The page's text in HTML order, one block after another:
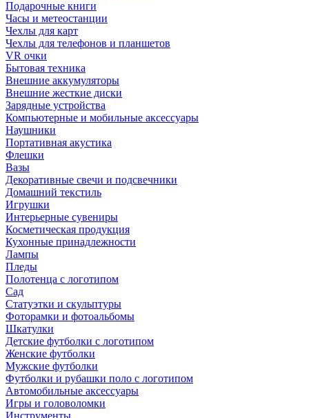
Подарочные книги
Часы и метеостанции
Чехлы для карт
Чехлы для телефонов и планшетов
VR очки
Бытовая техника
Внешние аккумуляторы
Внешние жесткие диски
Зарядные устройства
Компьютерные и мобильные аксессуары
Наушники
Портативная акустика
Флешки
Вазы
Декоративные свечи и подсвечники
Домашний текстиль
Игрушки
Интерьерные сувениры
Косметическая продукция
Кухонные принадлежности
Лампы
Пледы
Полотенца с логотипом
Сад
Статуэтки и скульптуры
Фоторамки и фотоальбомы
Шкатулки
Детские футболки с логотипом
Женские футболки
Мужские футболки
Футболки и рубашки поло с логотипом
Автомобильные аксессуары
Игры и головоломки